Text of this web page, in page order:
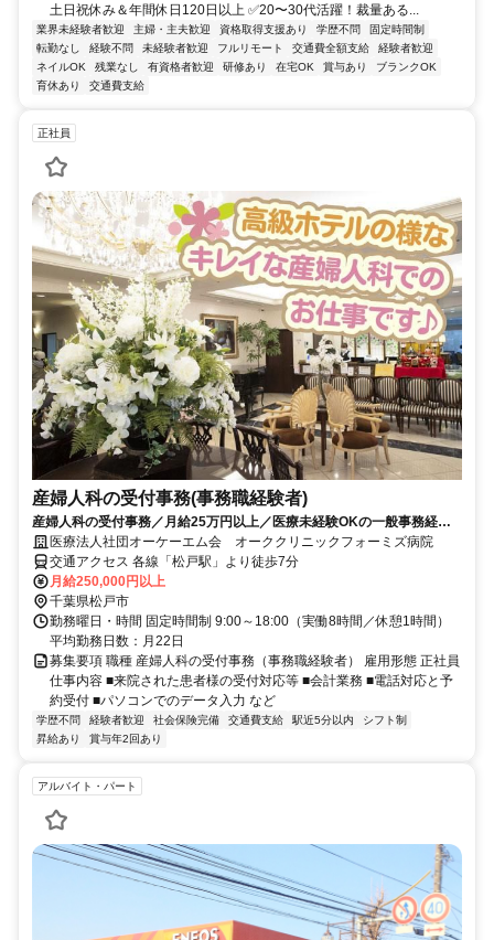
土日祝休み＆年間休日120日以上 ✅20〜30代活躍！裁量ある...
業界未経験者歓迎 主婦・主夫歓迎 資格取得支援あり 学歴不問
固定時間制
転勤なし
経験不問 未経験者歓迎 フルリモート 交通費全額支給
経験者歓迎
ネイルOK
残業なし 有資格者歓迎 研修あり 在宅OK 賞与あり
ブランクOK
育休あり
交通費支給
正社員
産婦人科の受付事務(事務職経験者)
産婦人科の受付事務／月給25万円以上／医療未経験OKの一般事務経験
者募集／松戸駅徒歩7分
医療法人社団オーケーエム会 オーククリニックフォーミズ病院
交通アクセス 各線「松戸駅」より徒歩7分
月給250,000円以上
千葉県松戸市
勤務曜日・時間 固定時間制 9:00～18:00（実働8時間／休憩1時間）
平均勤務日数：月22日
募集要項 職種 産婦人科の受付事務（事務職経験者） 雇用形態 正社員
仕事内容 ■来院された患者様の受付対応等 ■会計業務 ■電話対応と予
約受付 ■パソコンでのデータ入力 など
学歴不問 経験者歓迎 社会保険完備 交通費支給 駅近5分以内
シフト制
昇給あり
賞与年2回あり
アルバイト・パート